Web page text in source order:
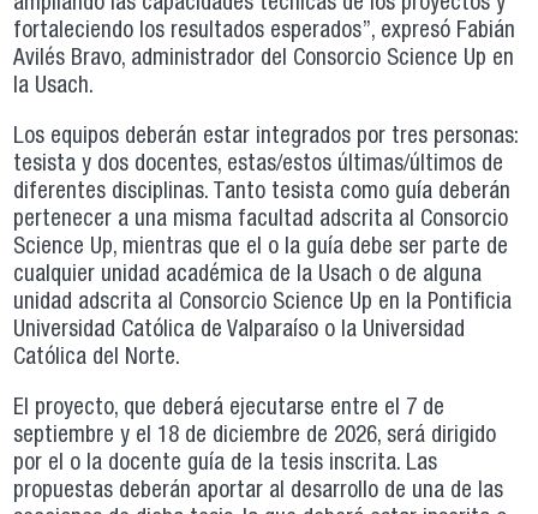
fortaleciendo los resultados esperados”, expresó Fabián
Avilés Bravo, administrador del Consorcio Science Up en
la Usach.
Los equipos deberán estar integrados por tres personas:
tesista y dos docentes, estas/estos últimas/últimos de
diferentes disciplinas. Tanto tesista como guía deberán
pertenecer a una misma facultad adscrita al Consorcio
Science Up, mientras que el o la guía debe ser parte de
cualquier unidad académica de la Usach o de alguna
unidad adscrita al Consorcio Science Up en la Pontificia
Universidad Católica de Valparaíso o la Universidad
Católica del Norte.
El proyecto, que deberá ejecutarse entre el 7 de
septiembre y el 18 de diciembre de 2026, será dirigido
por el o la docente guía de la tesis inscrita. Las
propuestas deberán aportar al desarrollo de una de las